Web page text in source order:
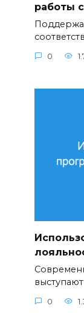
работы
0
0